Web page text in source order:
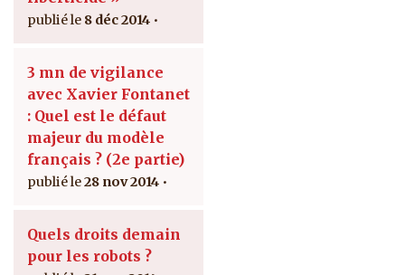
8 déc 2014
3 mn de vigilance
avec Xavier Fontanet
: Quel est le défaut
majeur du modèle
français ? (2e partie)
28 nov 2014
Quels droits demain
pour les robots ?